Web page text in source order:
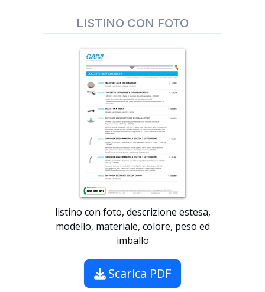
LISTINO CON FOTO
listino con foto, descrizione estesa,
modello, materiale, colore, peso ed
imballo
Scarica PDF